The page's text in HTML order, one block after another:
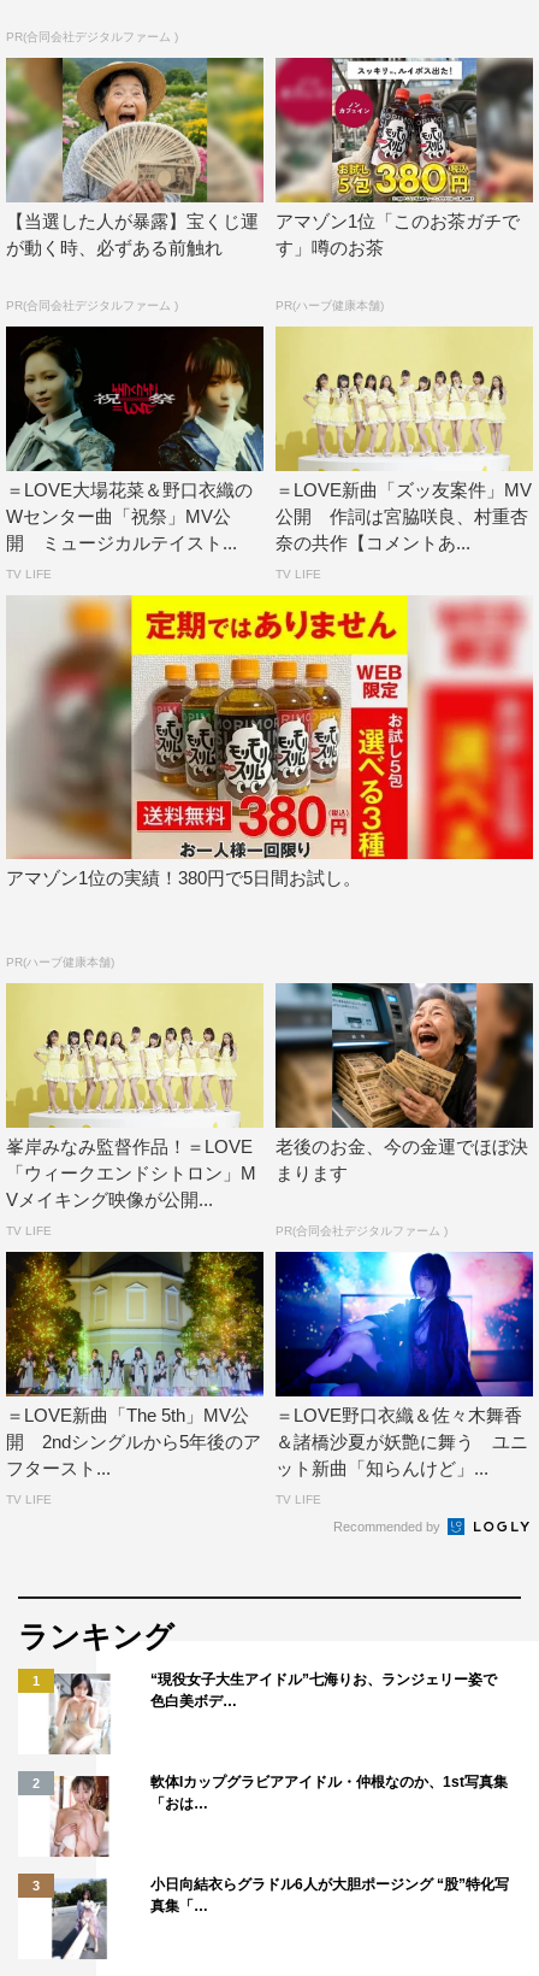
＝LOVE 佐々木舞香
指原莉乃 村重杏奈
PR(合同会社デジタルファーム )
【当選した人が暴露】宝くじ運
が動く時、必ずある前触れ
PR(合同会社デジタルファーム )
アマゾン1位「このお茶ガチで
す」噂のお茶
PR(ハーブ健康本舗)
＝LOVE大場花菜＆野口衣織の
Wセンター曲「祝祭」MV公
開 ミュージカルテイスト...
TV LIFE
＝LOVE新曲「ズッ友案件」MV
公開 作詞は宮脇咲良、村重杏
奈の共作【コメントあ...
TV LIFE
アマゾン1位の実績！380円で5日間お試し。
PR(ハーブ健康本舗)
峯岸みなみ監督作品！＝LOVE
「ウィークエンドシトロン」M
Vメイキング映像が公開...
TV LIFE
老後のお金、今の金運でほぼ決
まります
PR(合同会社デジタルファーム )
＝LOVE新曲「The 5th」MV公
開 2ndシングルから5年後のア
フタースト...
TV LIFE
＝LOVE野口衣織＆佐々木舞香
＆諸橋沙夏が妖艶に舞う ユニ
ット新曲「知らんけど」...
TV LIFE
Recommended by
ランキング
1
“現役女子大生アイドル”七海りお、ランジェリー姿で
色白美ボデ…
2
軟体Iカップグラビアアイドル・仲根なのか、1st写真集
「おは…
3
小日向結衣らグラドル6人が大胆ポージング “股”特化写
真集「…